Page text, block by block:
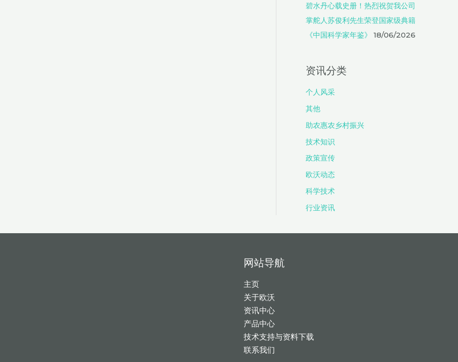
碧水丹心载史册！热烈祝贺我公司
掌舵人苏俊利先生荣登国家级典籍
《中国科学家年鉴》
18/06/2026
资讯分类
个人风采
其他
助农惠农乡村振兴
技术知识
政策宣传
欧沃动态
科学技术
行业资讯
网站导航
主页
关于欧沃
资讯中心
产品中心
技术支持与资料下载
联系我们